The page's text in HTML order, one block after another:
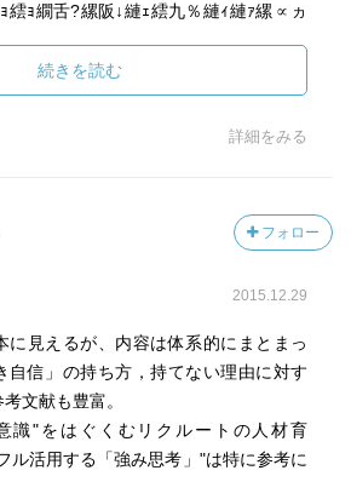
繧ｮ繝舌?縲阪↓縺ｪ繧九％縺ｨ縺ｧ縲∝ヵ
虚縺励※縺?ｋ繝ｻ繝ｻ繝ｻ縺?ｓ縲∫｢ｺ縺
ｫ繧ｮ繧ｫ繝?さ縺ｧ譖ｸ縺?◆縺ｮ縺ｯ譛ｬ譖ｸ
九％縺ｨ?
?￥縺､縺九?蜒輔?譏斐°繧牙ｮ溯｡後＠縺
ｧ繧る?ｷ縺?◆繧ゅ?縺後?
?繧貞虚縺九☆縲阪?後Μ繧｢繝ｪ繝?ぅ繝
ｴ吶↓譖ｸ縺崎｡ｨ縺励※縲∽ｹｱ繧後◆諢滓
｣莨代〒閾ｪ蛻??霄ｫ縺ｮ陦悟虚讒伜ｼ上ｒ
％縺ｨ縺悟?譚･縺ｦ縲∵ｺ?雜ｳ縺励◆隱
続きを読む
詳細をみる
フォロー
2015.12.29
に見えるが、内容は体系的にまとまっ
自信」の持ち方，持てない理由に対す
文献も豊富。
識"をはぐくむリクルートの人材育
ル活用する「強み思考」"は特に参考に